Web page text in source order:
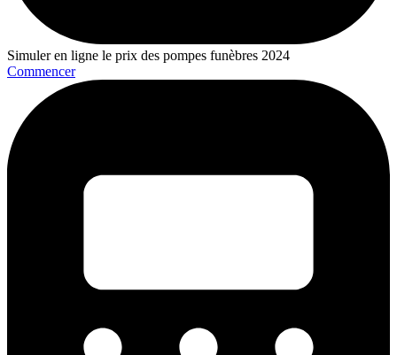
Simuler en ligne le prix des pompes funèbres 2024
Commencer